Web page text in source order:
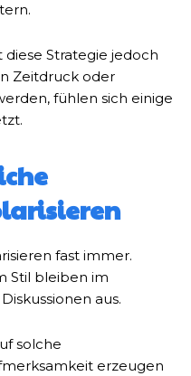
Strategie jedoch
Zeitdruck oder
fühlen sich einige
fast immer.
Stil bleiben im
aus.
solche
erzeugen